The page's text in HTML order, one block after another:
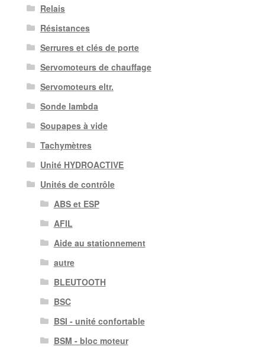
Relais
Résistances
Serrures et clés de porte
Servomoteurs de chauffage
Servomoteurs eltr.
Sonde lambda
Soupapes à vide
Tachymètres
Unité HYDROACTIVE
Unités de contrôle
ABS et ESP
AFIL
Aide au stationnement
autre
BLEUTOOTH
BSC
BSI - unité confortable
BSM - bloc moteur